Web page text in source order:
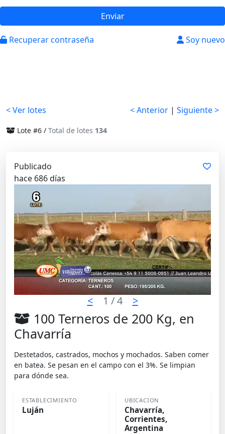
Enviar
Recuperar contraseña Soy nuevo
< Ver lotes < Anterior | Siguiente >
Lote #6 / Total de lotes 134
Publicado
hace 686 días
< 1 / 4 >
100 Terneros de 200 Kg, en
Chavarría
Destetados, castrados, mochos y mochados. Saben comer
en batea. Se pesan en el campo con el 3%. Se limpian
para dónde sea.
ESTABLECIMIENTO
Luján
UBICACION
Chavarría,
Corrientes,
Argentina